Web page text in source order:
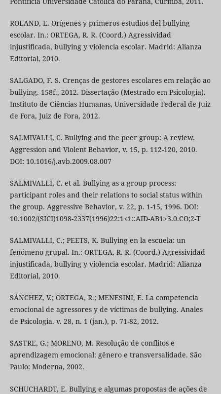
ROLAND, E. Orígenes y primeros estudios del bullying
escolar. In.: ORTEGA, R. R. (Coord.) Agressividad
injustificada, bullying y violencia escolar. Madrid: Alianza
Editorial, 2010.
SALGADO, F. S. Crenças de gestores escolares em relação ao
bullying. 158f., 2012. Dissertação (Mestrado em Psicologia).
Instituto de Ciências Humanas, Universidade Federal de Juiz
de Fora, Juiz de Fora, 2012.
SALMIVALLI, C. Bullying and the peer group: A review.
Aggression and Violent Behavior, v. 15, p. 112-120, 2010.
DOI: 10.1016/j.avb.2009.08.007
SALMIVALLI, C. et al. Bullying as a group process:
participant roles and their relations to social status within
the group. Aggressive Behavior, v. 22, p. 1-15, 1996. DOI:
10.1002/(SICI)1098-2337(1996)22:1<1::AID-AB1>3.0.CO;2-T
SALMIVALLI, C.; PEETS, K. Bullying en la escuela: un
fenómeno grupal. In.: ORTEGA, R. R. (Coord.) Agressividad
injustificada, bullying y violencia escolar. Madrid: Alianza
Editorial, 2010.
SÁNCHEZ, V.; ORTEGA, R.; MENESINI, E. La competencia
emocional de agressores y de víctimas de bullying. Anales
de Psicologia. v. 28, n. 1 (jan.), p. 71-82, 2012.
SASTRE, G.; MORENO, M. Resolução de conflitos e
aprendizagem emocional: gênero e transversalidade. São
Paulo: Moderna, 2002.
SCHUCHARDT, E. Bullying e algumas propostas de ações de